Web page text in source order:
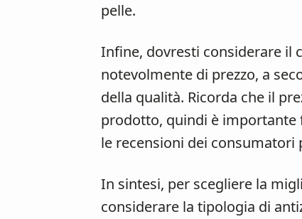
pelle.
Infine, dovresti considerare il
notevolmente di prezzo, a
della qualità. Ricorda che il
prodotto, quindi è importante
le recensioni dei
In sintesi, per scegliere la
considerare la tipologia di